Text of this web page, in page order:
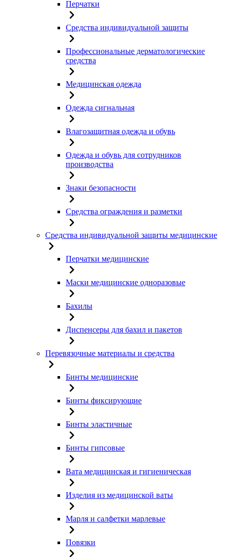
Перчатки
Средства индивидуальной защиты
Профессиональные дерматологические
средства
Медицинская одежда
Одежда сигнальная
Влагозащитная одежда и обувь
Одежда и обувь для сотрудников
производства
Знаки безопасности
Средства ограждения и разметки
Средства индивидуальной защиты медицинские
Перчатки медицинские
Маски медицинские одноразовые
Бахилы
Диспенсеры для бахил и пакетов
Перевязочные материалы и средства
Бинты медицинские
Бинты фиксирующие
Бинты эластичные
Бинты гипсовые
Вата медицинская и гигиеническая
Изделия из медицинской ваты
Марля и салфетки марлевые
Повязки